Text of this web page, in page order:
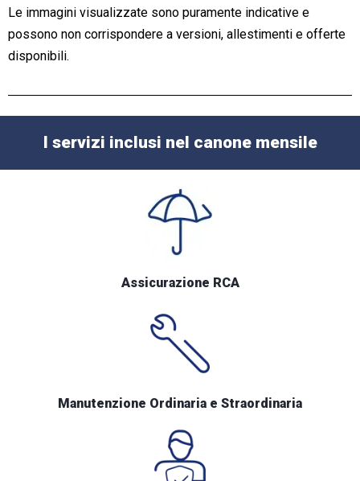
Le immagini visualizzate sono puramente indicative e
possono non corrispondere a versioni, allestimenti e offerte
disponibili.
I servizi inclusi nel canone mensile
Assicurazione RCA
Manutenzione Ordinaria e Straordinaria